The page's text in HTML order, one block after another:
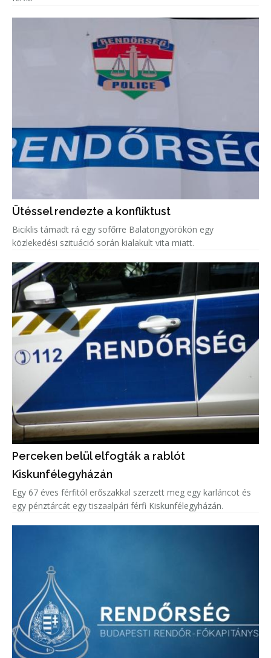
Ütéssel rendezte a konfliktust
Biciklis támadt rá egy sofőrre Balatongyörökön egy
közlekedési szituáció során kialakult vita miatt.
Perceken belül elfogták a rablót
Kiskunfélegyházán
Egy 67 éves férfitól erőszakkal szerzett meg egy karláncot és
egy pénztárcát egy tiszaalpári férfi Kiskunfélegyházán.